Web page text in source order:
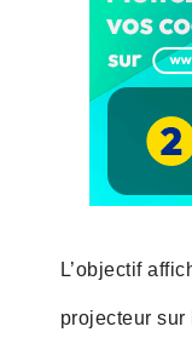
L’objectif
projecteur sur